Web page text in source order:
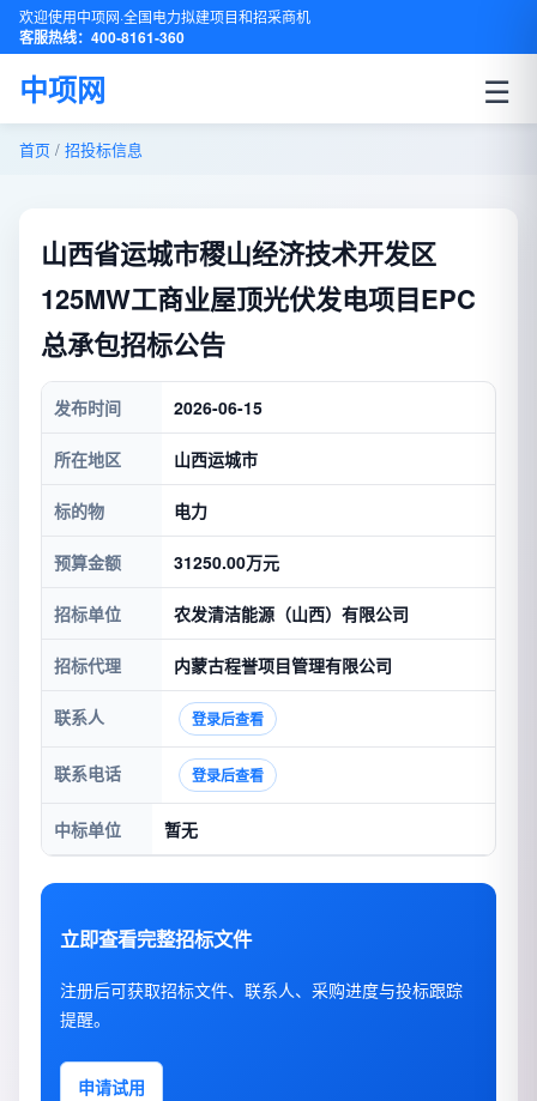
欢迎使用中项网·全国电力拟建项目和招采商机
客服热线：400-8161-360
中项网 ☰
首页 / 招投标信息
山西省运城市稷山经济技术开发区
125MW工商业屋顶光伏发电项目EPC
总承包招标公告
发布时间 2026-06-15
所在地区 山西运城市
标的物 电力
预算金额 31250.00万元
招标单位 农发清洁能源（山西）有限公司
招标代理 内蒙古程誉项目管理有限公司
联系人 登录后查看
联系电话 登录后查看
中标单位 暂无
立即查看完整招标文件
注册后可获取招标文件、联系人、采购进度与投标跟踪
提醒。
申请试用